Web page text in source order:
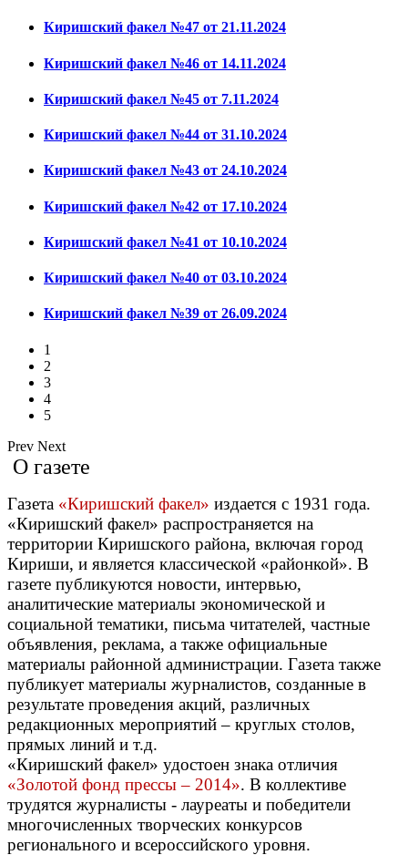
Киришский факел №47 от 21.11.2024
Киришский факел №46 от 14.11.2024
Киришский факел №45 от 7.11.2024
Киришский факел №44 от 31.10.2024
Киришский факел №43 от 24.10.2024
Киришский факел №42 от 17.10.2024
Киришский факел №41 от 10.10.2024
Киришский факел №40 от 03.10.2024
Киришский факел №39 от 26.09.2024
1
2
3
4
5
Prev Next
О газете
Газета «Киришский факел» издается с 1931 года.
«Киришский факел» распространяется на
территории Киришского района, включая город
Кириши, и является классической «районкой». В
газете публикуются новости, интервью,
аналитические материалы экономической и
социальной тематики, письма читателей, частные
объявления, реклама, а также официальные
материалы районной администрации. Газета также
публикует материалы журналистов, созданные в
результате проведения акций, различных
редакционных мероприятий – круглых столов,
прямых линий и т.д.
«Киришский факел» удостоен знака отличия
«Золотой фонд прессы – 2014». В коллективе
трудятся журналисты - лауреаты и победители
многочисленных творческих конкурсов
регионального и всероссийского уровня.